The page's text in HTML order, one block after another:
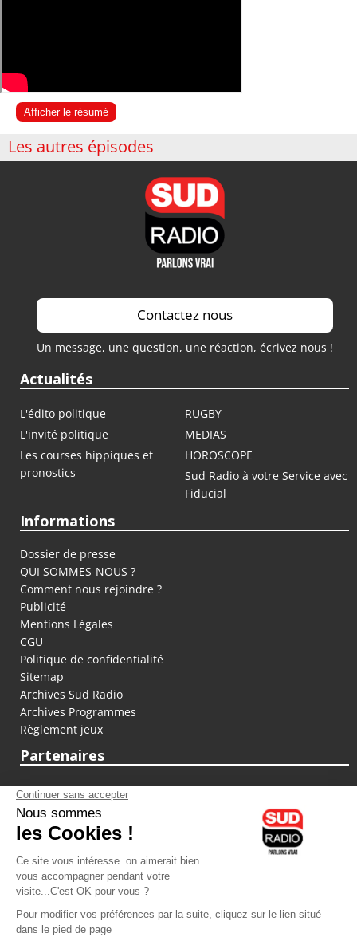
Afficher le résumé
Les autres épisodes
Contactez nous
Un message, une question, une réaction, écrivez nous !
Actualités
L'édito politique
RUGBY
L'invité politique
MEDIAS
Les courses hippiques et
pronostics
HOROSCOPE
Sud Radio à votre Service avec
Fiducial
Informations
Dossier de presse
QUI SOMMES-NOUS ?
Comment nous rejoindre ?
Publicité
Mentions Légales
CGU
Politique de confidentialité
Sitemap
Archives Sud Radio
Archives Programmes
Règlement jeux
Partenaires
fiducial.fr
lyoncapitale.fr
olympique-et-lyonnais.com
L'application Iphone / Android
Téléchargez l'application